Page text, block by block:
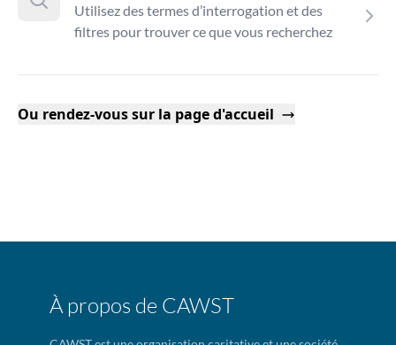
Utilisez des termes d’interrogation et des
filtres pour trouver ce que vous recherchez
Ou rendez-vous sur la page d'accueil
À propos de CAWST